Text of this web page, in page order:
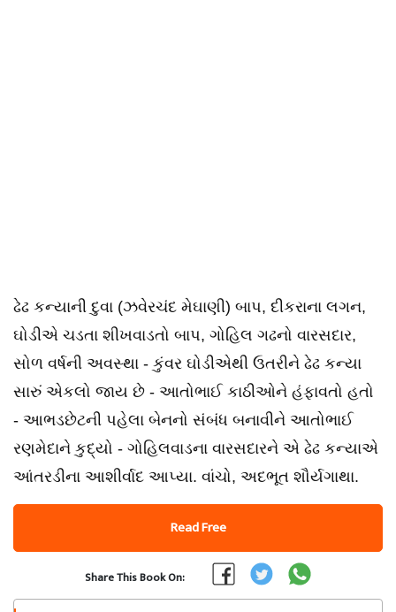
ઢેઢ કન્યાની દુવા (ઝવેરચંદ મેઘાણી) બાપ, દીકરાના લગન,
ઘોડીએ ચડતા શીખવાડતો બાપ, ગોહિલ ગઢનો વારસદાર,
સોળ વર્ષની અવસ્થા - કુંવર ઘોડીએથી ઉતરીને ઢેઢ કન્યા
સારું એકલો જાય છે - આતોભાઈ કાઠીઓને હંફાવતો હતો
- આભડછેટની પહેલા બેનનો સંબંધ બનાવીને આતોભાઈ
રણમેદાને કુદ્યો - ગોહિલવાડના વારસદારને એ ઢેઢ કન્યાએ
આંતરડીના આશીર્વાદ આપ્યા. વાંચો, અદભૂત શૌર્યગાથા.
Read Free
Share This Book On: